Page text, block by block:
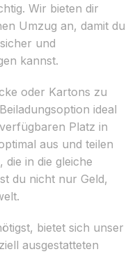
Wir bieten dir
Umzug an, damit du
und
kannst.
oder Kartons zu
ideal
Platz in
aus und teilen
die in die gleiche
du nicht nur Geld,
bietet sich unser
ausgestatteten